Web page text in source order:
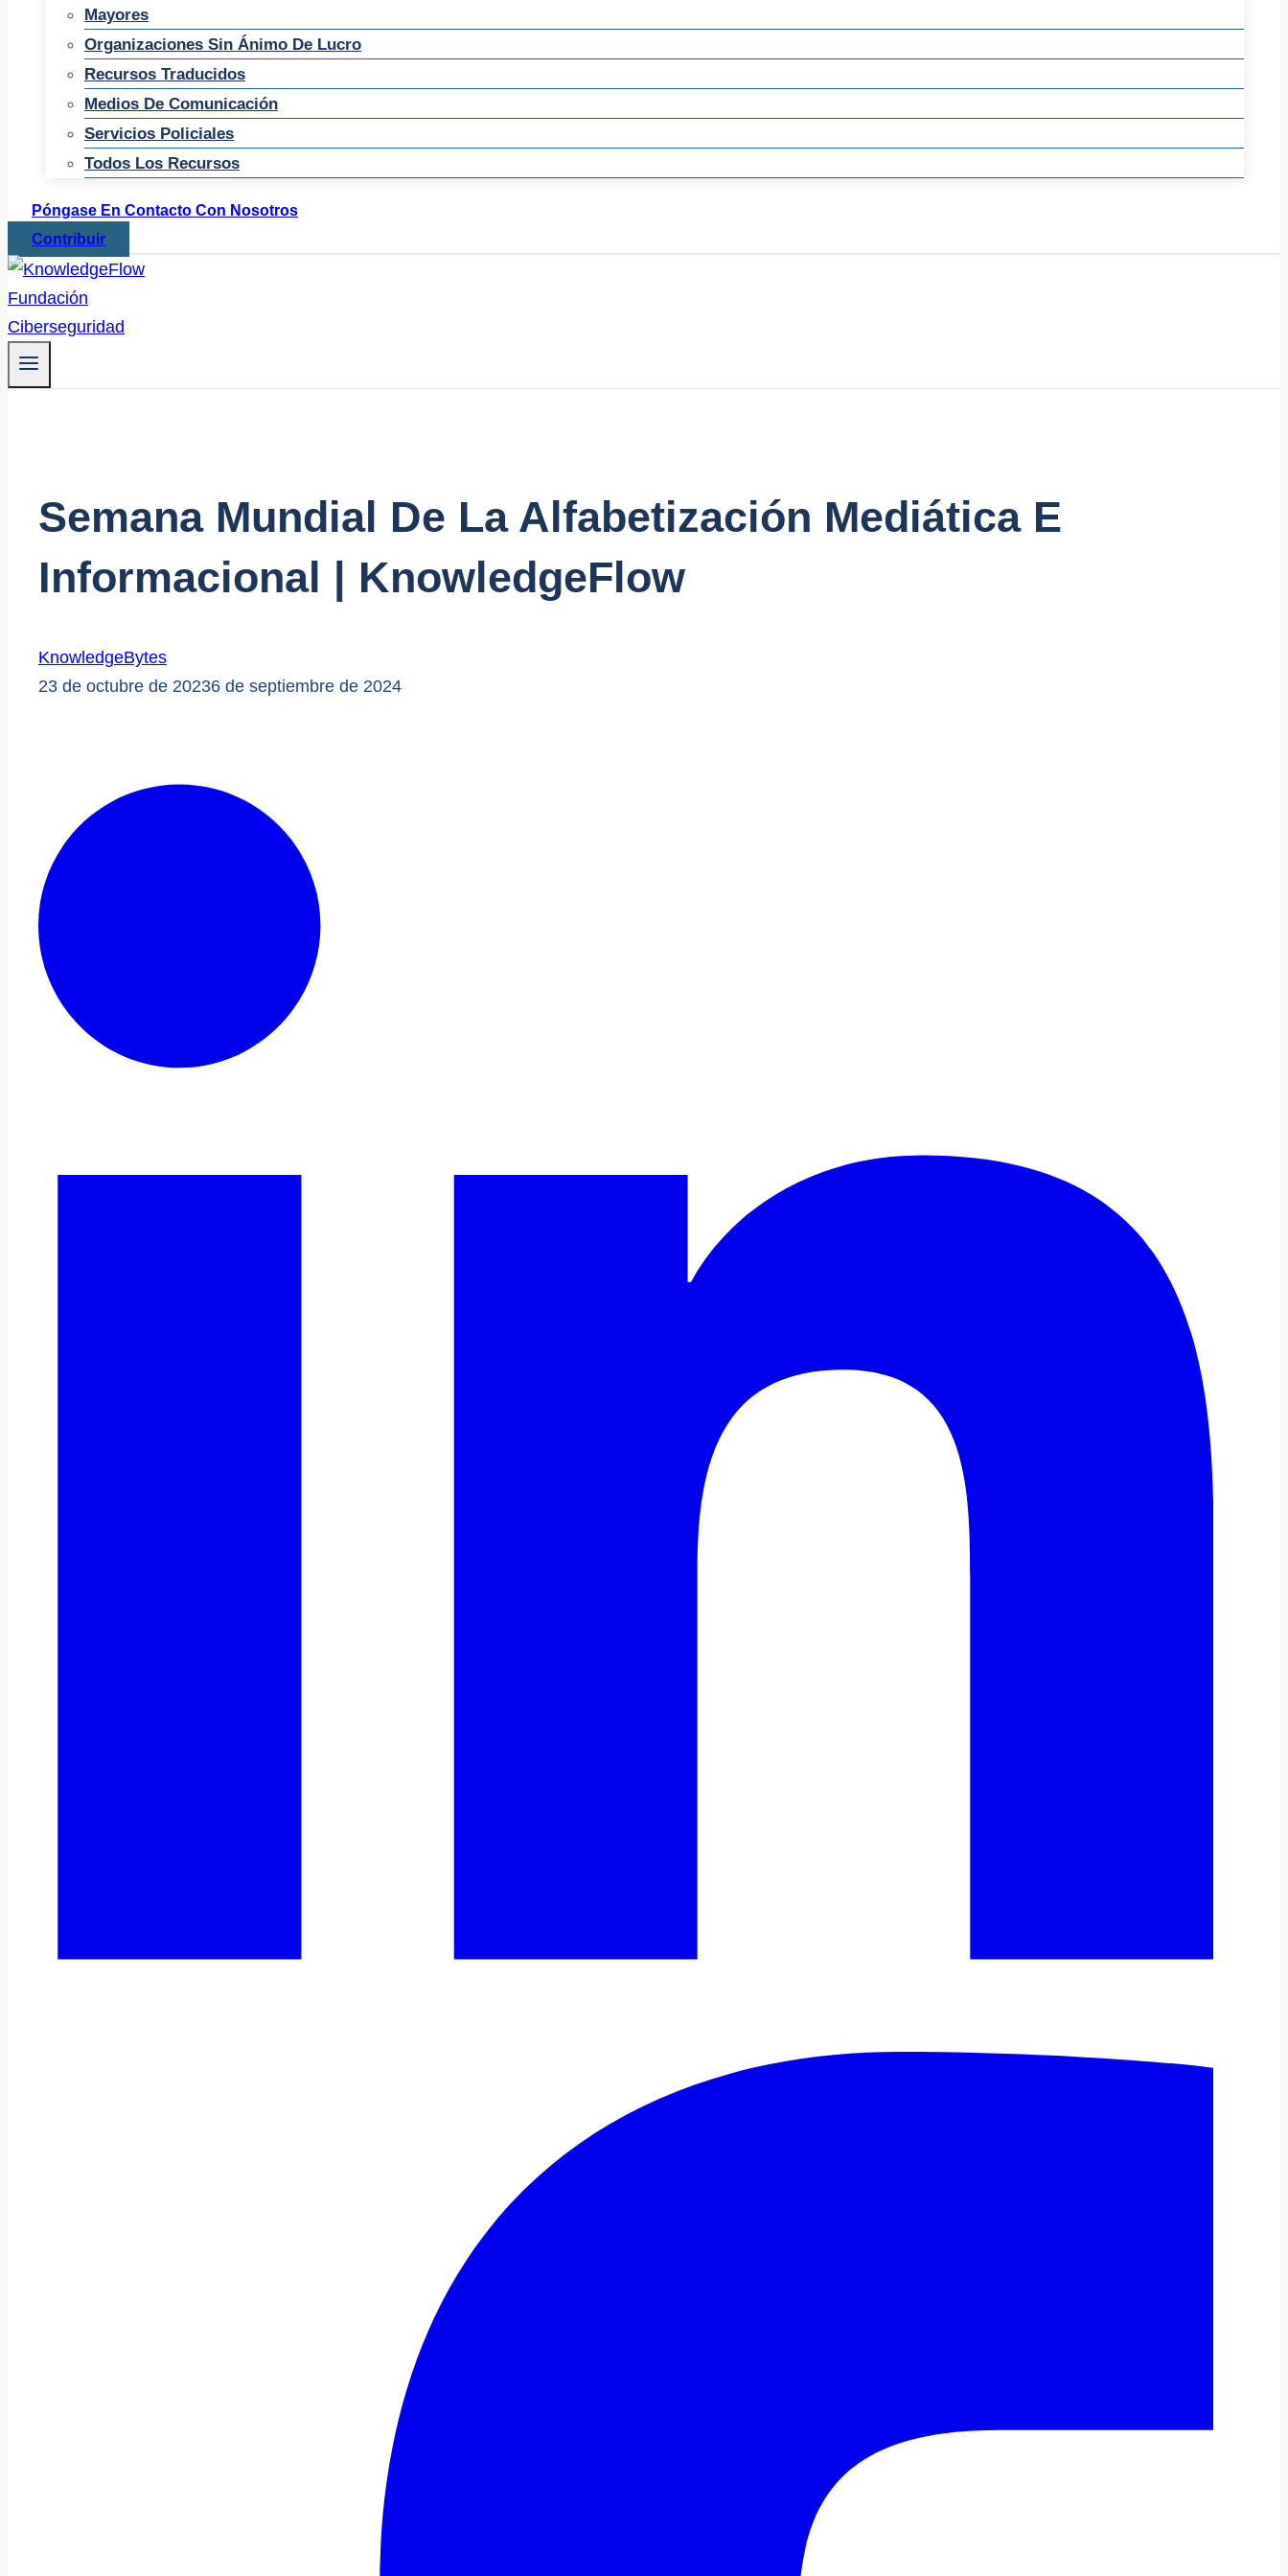
Mayores
Organizaciones Sin Ánimo De Lucro
Recursos Traducidos
Medios De Comunicación
Servicios Policiales
Todos Los Recursos
Póngase En Contacto Con Nosotros
Contribuir
Semana Mundial De La Alfabetización Mediática E
Informacional | KnowledgeFlow
KnowledgeBytes
23 de octubre de 20236 de septiembre de 2024